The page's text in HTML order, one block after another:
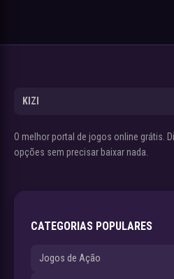
KIZI
O melhor portal de jogos online grátis.
opções sem precisar baixar nada.
CATEGORIAS POPULARES
Jogos de Ação